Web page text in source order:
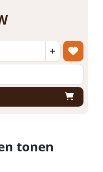
+
tonen